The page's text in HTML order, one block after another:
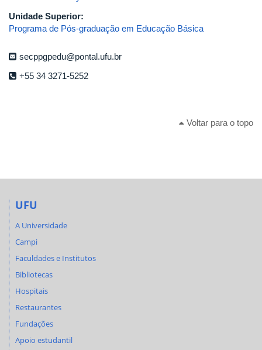
Unidade Superior:
Programa de Pós-graduação em Educação Básica
secppgpedu@pontal.ufu.br
+55 34 3271-5252
Voltar para o topo
UFU
A Universidade
Campi
Faculdades e Institutos
Bibliotecas
Hospitais
Restaurantes
Fundações
Apoio estudantil